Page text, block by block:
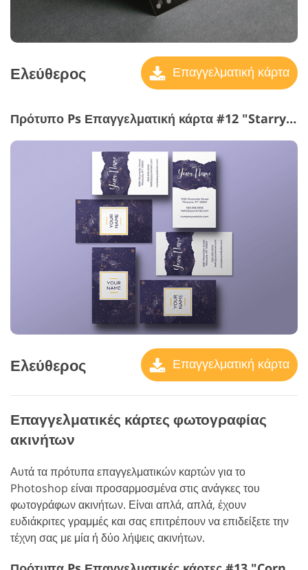
Ελεύθερος Επαγγελματική κάρτα
Πρότυπο Ps Επαγγελματική κάρτα #12 "Starry Sky"
Ελεύθερος Επαγγελματική κάρτα
Επαγγελματικές κάρτες φωτογραφίας
ακινήτων
Αυτά τα πρότυπα επαγγελματικών καρτών για το
Photoshop είναι προσαρμοσμένα στις ανάγκες του
φωτογράφων ακινήτων. Είναι απλά, απλά, έχουν
ευδιάκριτες γραμμές και σας επιτρέπουν να επιδείξετε την
τέχνη σας με μία ή δύο λήψεις ακινήτων.